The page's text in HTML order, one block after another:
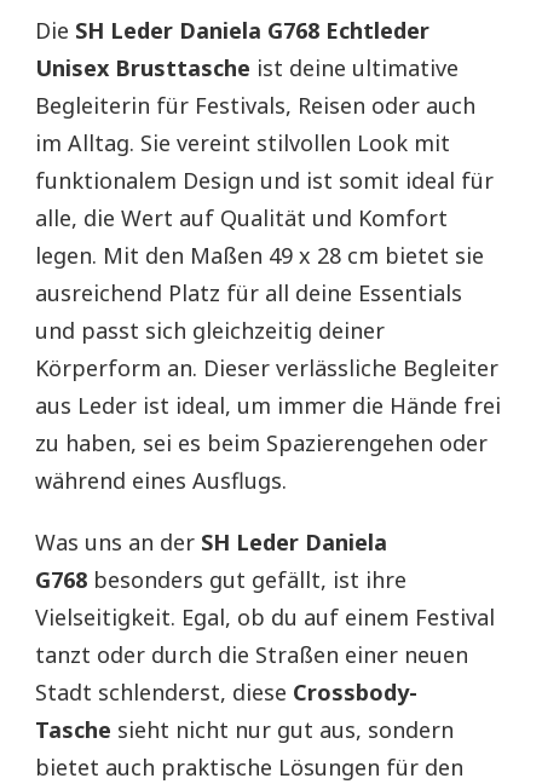
Die SH Leder Daniela G768 Echtleder
Unisex Brusttasche ist deine ultimative
Begleiterin für Festivals, Reisen oder auch
im Alltag. Sie vereint stilvollen Look mit
funktionalem Design und ist somit ideal für
alle, die Wert auf Qualität und Komfort
legen. Mit den Maßen 49 x 28 cm bietet sie
ausreichend Platz für all deine Essentials
und passt sich gleichzeitig deiner
Körperform an. Dieser verlässliche Begleiter
aus Leder ist ideal, um immer die Hände frei
zu haben, sei es beim Spazierengehen oder
während eines Ausflugs.
Was uns an der SH Leder Daniela
G768 besonders gut gefällt, ist ihre
Vielseitigkeit. Egal, ob du auf einem Festival
tanzt oder durch die Straßen einer neuen
Stadt schlenderst, diese Crossbody-
Tasche sieht nicht nur gut aus, sondern
bietet auch praktische Lösungen für den